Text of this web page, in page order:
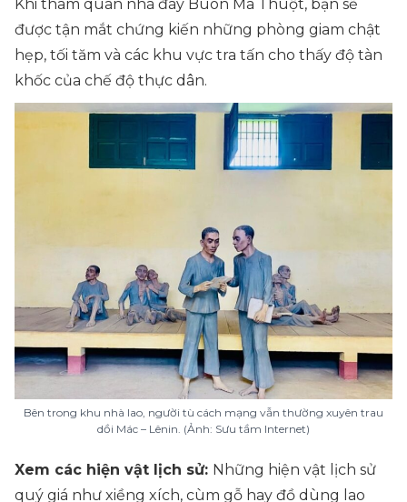
Khi tham quan nhà đày Buôn Ma Thuột, bạn sẽ
được tận mắt chứng kiến những phòng giam chật
hẹp, tối tăm và các khu vực tra tấn cho thấy độ tàn
khốc của chế độ thực dân.
Bên trong khu nhà lao, người tù cách mạng vẫn thường xuyên trau
dồi Mác – Lênin. (Ảnh: Sưu tầm Internet)
Xem các hiện vật lịch sử: Những hiện vật lịch sử
quý giá như xiềng xích, cùm gỗ hay đồ dùng lao